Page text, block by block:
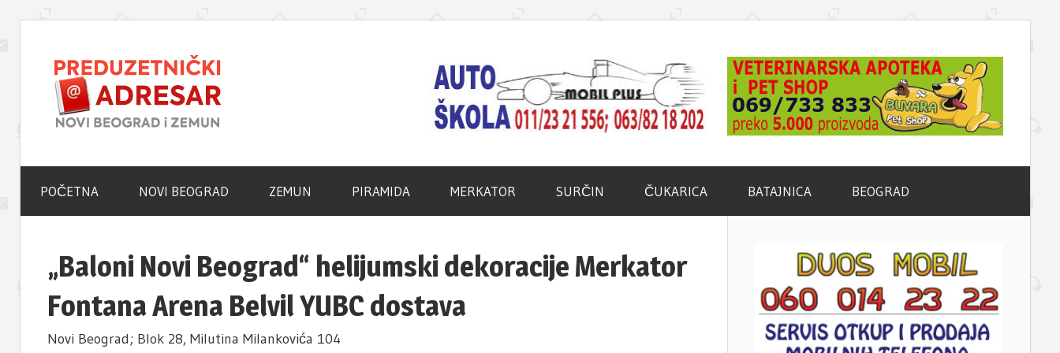
content
Zemun
Portal
Adresar
POČETNA
NOVI BEOGRAD ZEMUN PIRAMIDA MERKATOR SURČIN ČUKARICA BATAJNICA BEOGRAD
„Baloni Novi Beograd“ helijumski dekoracije Merkator
Fontana Arena Belvil YUBC dostava
Novi Beograd; Blok 28, Milutina Milankovića 104